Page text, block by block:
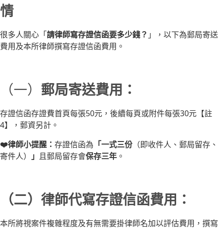
情
很多人關心「請律師寫存證信函要多少錢？ 」，以下為郵局寄送
費用及本所律師撰寫存證信函費用。
（一） 郵局寄送費用：
存證信函存證費首頁每張50元，後續每頁或附件每張30元【註
4】，郵資另計。
❤️律師小提醒： 存證信函為 「一式三份 （即收件人、郵局留存、
寄件人）
」 且郵局留存會保存三年 。
（二）律師代寫存證信函費用：
本所將視案件複雜程度及有無需要掛律師名加以評估費用，撰寫